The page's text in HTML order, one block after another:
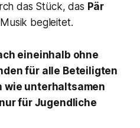
das Stück, das Pär
begleitet.
eineinhalb ohne
für alle Beteiligten
wie unterhaltsamen
für Jugendliche